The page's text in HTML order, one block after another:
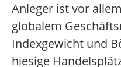
Anleger ist vor
globalem
Indexgewicht und
hiesige